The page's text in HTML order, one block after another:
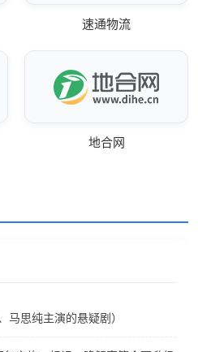
速通物流
地合网
马思纯主演的悬疑剧）